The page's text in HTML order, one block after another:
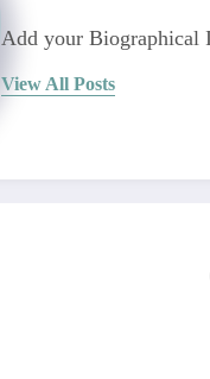
Add your Biographical
View All Posts